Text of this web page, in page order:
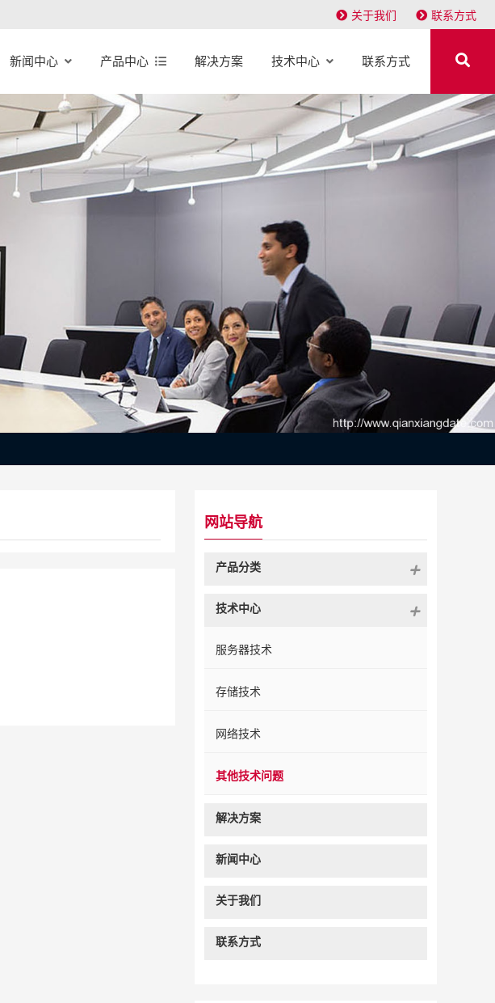
关于我们 联系方式
新闻中心 产品中心 解决方案 技术中心 联系方式
网站导航
产品分类
技术中心
服务器技术
存储技术
网络技术
其他技术问题
解决方案
新闻中心
关于我们
联系方式